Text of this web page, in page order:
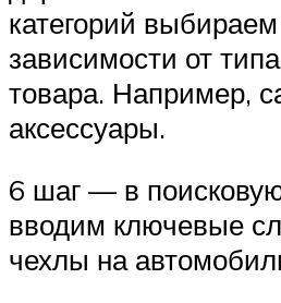
категорий
зависимости от
товара. Например,
аксессуары.
6 шаг — в
вводим ключевые
чехлы на